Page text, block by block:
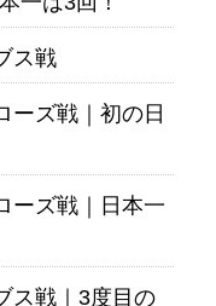
ス戦
ーズ戦｜初の日
ーズ戦｜日本一
ス戦｜3度目の